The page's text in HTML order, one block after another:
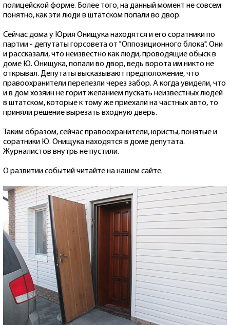
полицейской форме. Более того, на данный момент не совсем
понятно, как эти люди в штатском попали во двор.
Сейчас дома у Юрия Онищука находятся и его соратники по
партии - депутаты горсовета от "Оппозиционного блока". Они
и рассказали, что неизвестно как люди, проводящие обыск в
доме Ю. Онищука, попали во двор, ведь ворота им никто не
открывал. Депутаты высказывают предположение, что
правоохранители перелезли через забор. А когда увидели, что
и в дом хозяин не горит желанием пускать неизвестных людей
в штатском, которые к тому же приехали на частных авто, то
приняли решение вырезать входную дверь.
Таким образом, сейчас правоохранители, юристы, понятые и
соратники Ю. Онищука находятся в доме депутата.
Журналистов внутрь не пустили.
О развитии событий читайте на нашем сайте.